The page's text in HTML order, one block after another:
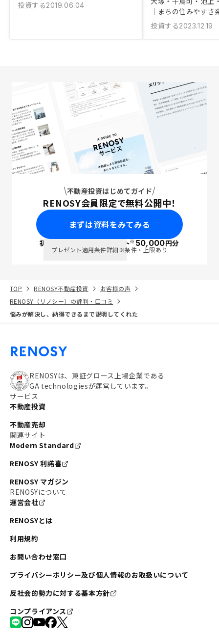
投資する2019.06.04
｜まちの住みやすさ
投資する2023.12.19
不動産投資はじめてガイド
RENOSY会員限定で無料公開中！
まずは資料をみてみる
初回面談で ポイント※50,000円分
プレゼント適用条件詳細※条件・上限あり
TOP RENOSY不動産投資
お客様の声
RENOSY（リノシー）の評判・口コミ
悩みが解決し、納得できるまで説明してくれた
RENOSYは、東証グロース上場企業である
GA technologiesが運営しています。
サービス
不動産投資
不動産売却
関連サイト
Modern Standard
RENOSY 利諾喜
RENOSY マガジン
RENOSYについて
運営会社
RENOSYとは
利用規約
お問い合わせ窓口
プライバシーポリシー及び個人情報のお取扱いについて
反社会的勢力に対する基本方針
コンプライアンス